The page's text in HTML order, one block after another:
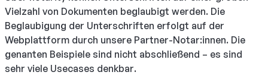
Vielzahl von Dokumenten beglaubigt werden. Die
Beglaubigung der Unterschriften erfolgt auf der
Webplattform durch unsere Partner-Notar:innen. Die
genanten Beispiele sind nicht abschließend – es sind
sehr viele Usecases denkbar.